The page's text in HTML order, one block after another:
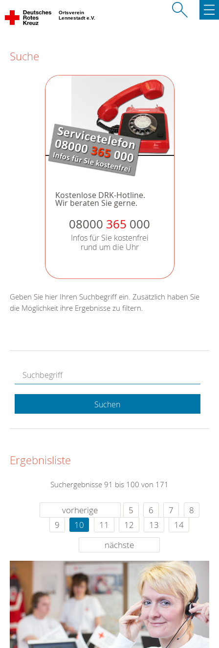
Ortsverein
Lennestadt e.V.
Suche
Kostenlose DRK-Hotline.
Wir beraten Sie gerne.
08000 365 000
Infos für Sie kostenfrei
rund um die Uhr
Geben Sie hier Ihren Suchbegriff ein. Zusätzlich haben Sie
die Möglichkeit ihre Ergebnisse zu filtern.
Suchen
Ergebnisliste
Suchergebnisse 91 bis 100 von 171
vorherige 5 6 7
8
9
10 11 12 13
14
nächste